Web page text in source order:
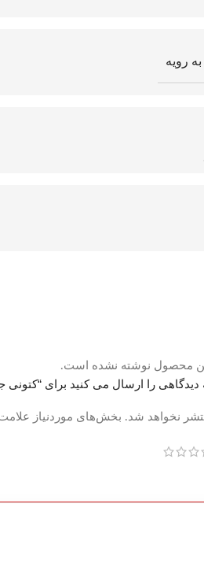
رویه
محصول نوشته نشده است.
را ارسال می کنید برای “کتونی جردن 1 ساقدار مشکی ورنی
نخواهد شد. بخش‌های موردنیاز